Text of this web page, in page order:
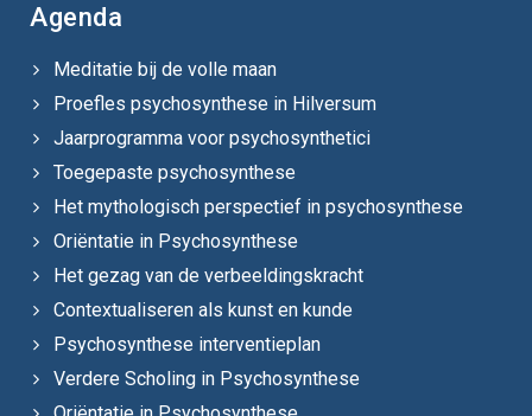
Agenda
Meditatie bij de volle maan
Proefles psychosynthese in Hilversum
Jaarprogramma voor psychosynthetici
Toegepaste psychosynthese
Het mythologisch perspectief in psychosynthese
Oriëntatie in Psychosynthese
Het gezag van de verbeeldingskracht
Contextualiseren als kunst en kunde
Psychosynthese interventieplan
Verdere Scholing in Psychosynthese